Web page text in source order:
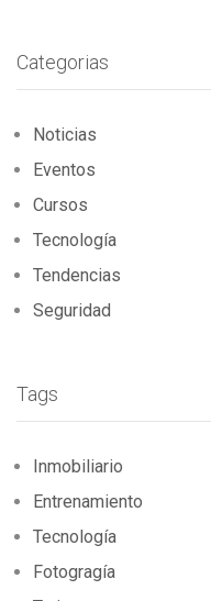
Categorias
Noticias
Eventos
Cursos
Tecnología
Tendencias
Seguridad
Tags
Inmobiliario
Entrenamiento
Tecnología
Fotogragía